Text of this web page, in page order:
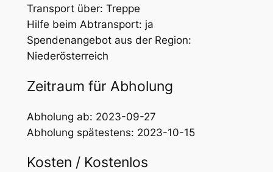
Transport über: Treppe
Hilfe beim Abtransport: ja
Spendenangebot aus der Region:
Niederösterreich
Zeitraum für Abholung
Abholung ab: 2023-09-27
Abholung spätestens: 2023-10-15
Kosten / Kostenlos